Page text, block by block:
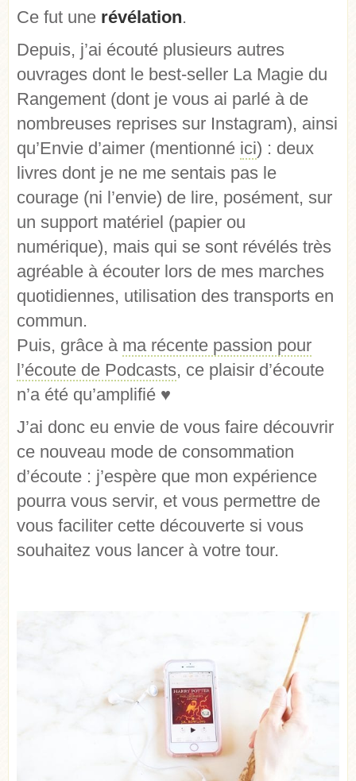
Ce fut une révélation.
Depuis, j’ai écouté plusieurs autres
ouvrages dont le best-seller La Magie du
Rangement (dont je vous ai parlé à de
nombreuses reprises sur Instagram), ainsi
qu’Envie d’aimer (mentionné ici) : deux
livres dont je ne me sentais pas le
courage (ni l’envie) de lire, posément, sur
un support matériel (papier ou
numérique), mais qui se sont révélés très
agréable à écouter lors de mes marches
quotidiennes, utilisation des transports en
commun.
Puis, grâce à ma récente passion pour
l’écoute de Podcasts, ce plaisir d’écoute
n’a été qu’amplifié ♥
J’ai donc eu envie de vous faire découvrir
ce nouveau mode de consommation
d’écoute : j’espère que mon expérience
pourra vous servir, et vous permettre de
vous faciliter cette découverte si vous
souhaitez vous lancer à votre tour.